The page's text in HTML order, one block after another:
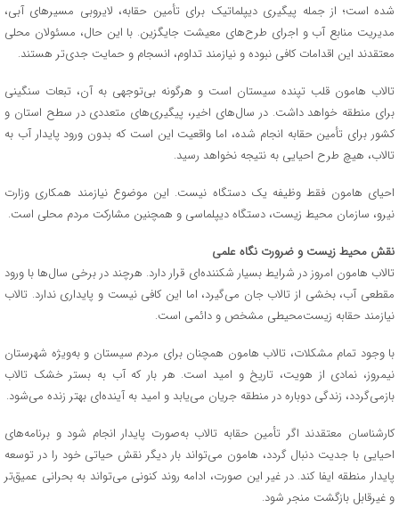
شده است؛ از جمله پیگیری دیپلماتیک برای تأمین حقابه، لایروبی مسیرهای آبی،
مدیریت منابع آب و اجرای طرح‌های معیشت جایگزین. با این حال، مسئولان محلی
معتقدند این اقدامات کافی نبوده و نیازمند تداوم، انسجام و حمایت جدی‌تر هستند.
تالاب هامون قلب تپنده سیستان است و هرگونه بی‌توجهی به آن، تبعات سنگینی
برای منطقه خواهد داشت. در سال‌های اخیر، پیگیری‌های متعددی در سطح استان و
کشور برای تأمین حقابه انجام شده، اما واقعیت این است که بدون ورود پایدار آب به
تالاب، هیچ طرح احیایی به نتیجه نخواهد رسید.
احیای هامون فقط وظیفه یک دستگاه نیست. این موضوع نیازمند همکاری وزارت
نیرو، سازمان محیط زیست، دستگاه دیپلماسی و همچنین مشارکت مردم محلی است.
نقش محیط زیست و ضرورت نگاه علمی
تالاب هامون امروز در شرایط بسیار شکننده‌ای قرار دارد. هرچند در برخی سال‌ها با ورود
مقطعی آب، بخشی از تالاب جان می‌گیرد، اما این کافی نیست و پایداری ندارد. تالاب
نیازمند حقابه زیست‌محیطی مشخص و دائمی است.
با وجود تمام مشکلات، تالاب هامون همچنان برای مردم سیستان و به‌ویژه شهرستان
نیمروز، نمادی از هویت، تاریخ و امید است. هر بار که آب به بستر خشک تالاب
بازمی‌گردد، زندگی دوباره در منطقه جریان می‌یابد و امید به آینده‌ای بهتر زنده می‌شود.
کارشناسان معتقدند اگر تأمین حقابه تالاب به‌صورت پایدار انجام شود و برنامه‌های
احیایی با جدیت دنبال گردد، هامون می‌تواند بار دیگر نقش حیاتی خود را در توسعه
پایدار منطقه ایفا کند. در غیر این صورت، ادامه روند کنونی می‌تواند به بحرانی عمیق‌تر
و غیرقابل بازگشت منجر شود.